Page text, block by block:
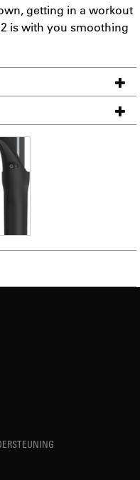
getting in a workout
is with you smoothing